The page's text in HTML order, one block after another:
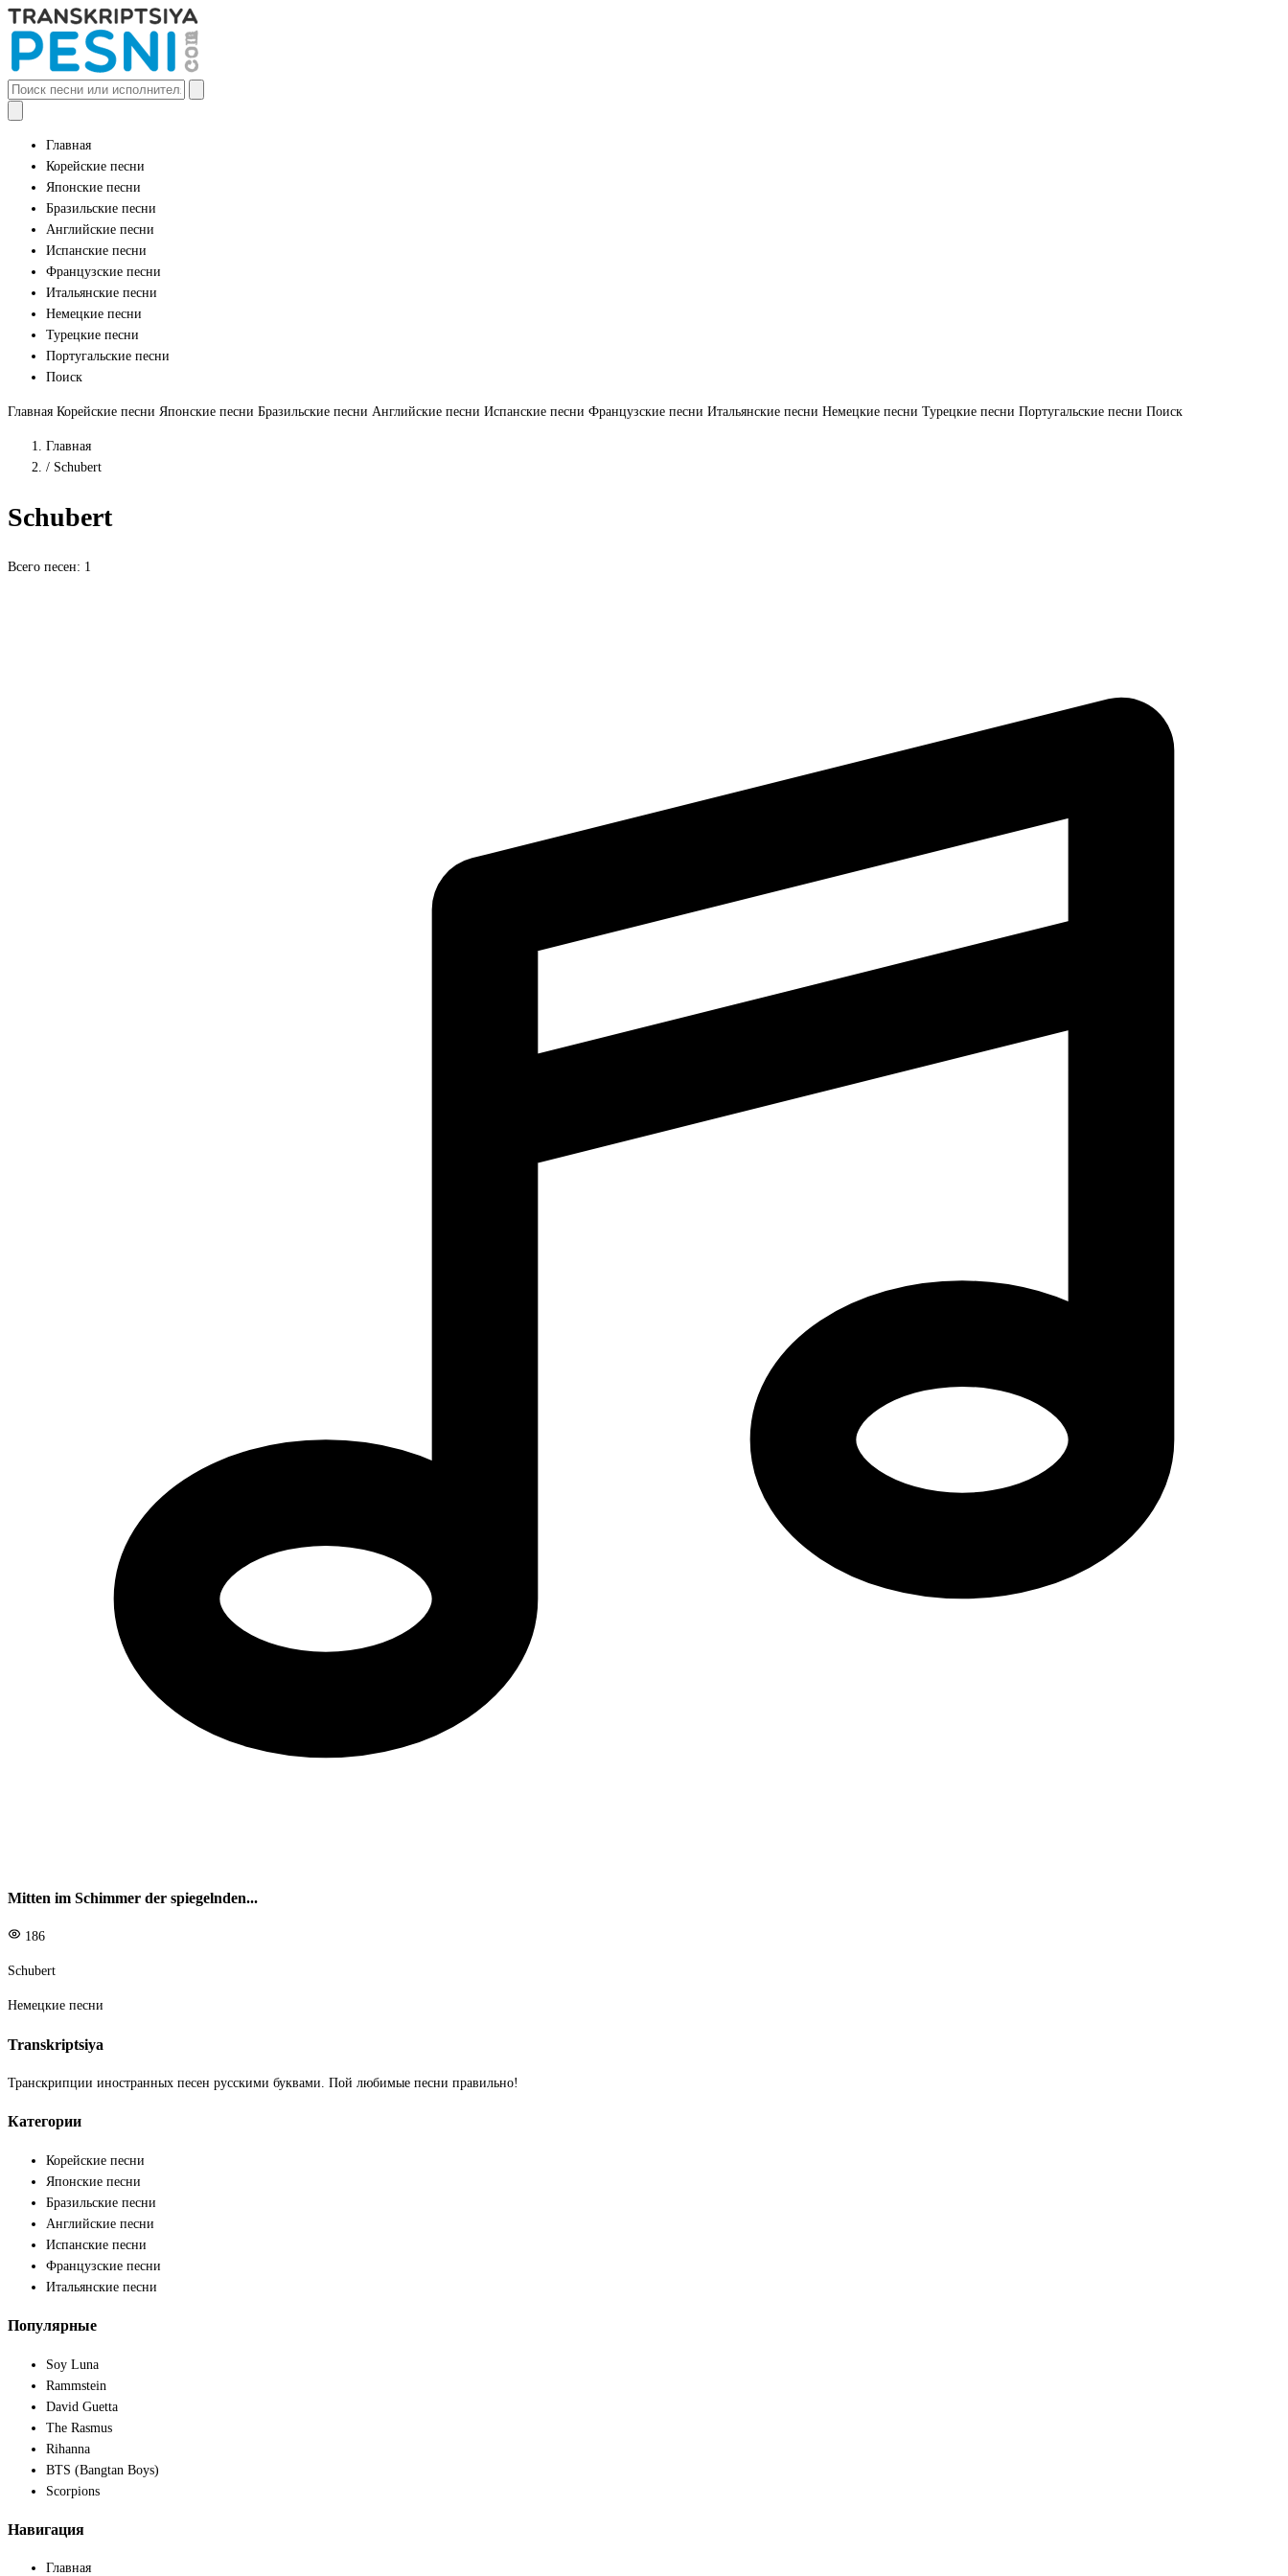
Главная
Корейские песни
Японские песни
Бразильские песни
Английские песни
Испанские песни
Французские песни
Итальянские песни
Немецкие песни
Турецкие песни
Португальские песни
Поиск
Главная Корейские песни Японские песни Бразильские песни Английские песни Испанские песни Французские песни Итальянские песни Немецкие песни Турецкие песни Португальские песни Поиск
Главная
/ Schubert
Schubert
Всего песен: 1
Mitten im Schimmer der spiegelnden...
186
Schubert
Немецкие песни
Transkriptsiya
Транскрипции иностранных песен русскими буквами. Пой любимые песни правильно!
Категории
Корейские песни
Японские песни
Бразильские песни
Английские песни
Испанские песни
Французские песни
Итальянские песни
Популярные
Soy Luna
Rammstein
David Guetta
The Rasmus
Rihanna
BTS (Bangtan Boys)
Scorpions
Навигация
Главная